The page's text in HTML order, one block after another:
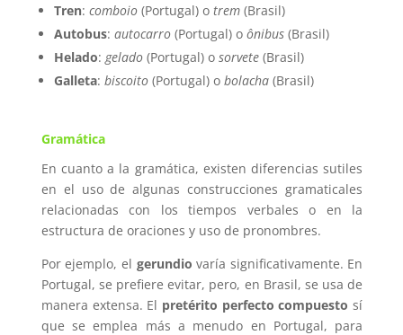
Tren: comboio(Portugal) o trem(Brasil)
Autobus: autocarro(Portugal) o ônibus (Brasil)
Helado: gelado(Portugal) o sorvete (Brasil)
Galleta: biscoito(Portugal) o bolacha (Brasil)
Gramática
En cuanto a la gramática, existen diferencias sutiles
en el uso de algunas construcciones gramaticales
relacionadas con los tiempos verbales o en la
estructura de oraciones y uso de pronombres.
Por ejemplo, el gerundio varía significativamente. En
Portugal, se prefiere evitar, pero, en Brasil, se usa de
manera extensa. El pretérito perfecto compuesto sí
que se emplea más a menudo en Portugal, para